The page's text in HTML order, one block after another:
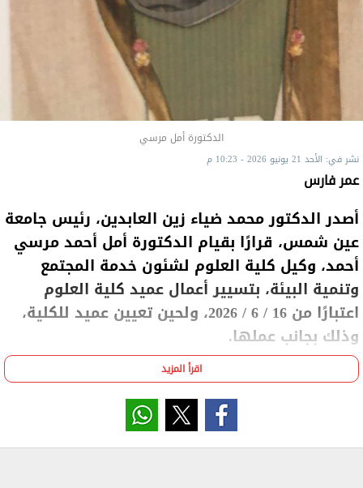
الدكتورة أمل مرسي
نشر في: الأحد 21 يونيو 2026 - 10:23 م
عمر فارس
أصدر الدكتور محمد ضياء زين العابدين، رئيس جامعة
عين شمس، قرارًا بقيام الدكتورة أمل أحمد مرسي
أحمد، وكيل كلية العلوم لشئون خدمة المجتمع
وتنمية البيئة، بتسيير أعمال عميد كلية العلوم
اعتبارًا من 16 / 6 / 2026، ولحين تعيين عميد للكلية،
وذلك بجانب عملها.
يُذكر أن الدكتورة أمل مرسي عُينت معيدًا بقسم علم
اقرأ المزيد